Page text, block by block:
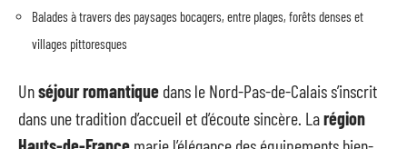
Balades à travers des paysages bocagers, entre plages, forêts denses et
villages pittoresques
Unséjour romantique dans le Nord-Pas-de-Calais s’inscrit
dans une tradition d’accueil et d’écoute sincère. Larégion